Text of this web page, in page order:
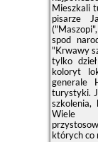
Mieszkali
pisarze
spod
"Krwawy
tylko
koloryt
generale
turystyki.
szkolenia,
Wiele
których co